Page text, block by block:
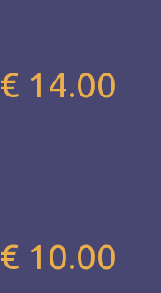
€ 14.00
€ 10.00